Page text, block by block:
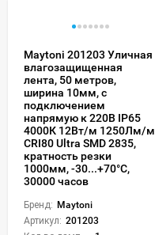
Maytoni 201203 Уличная
влагозащищенная
лента, 50 метров,
ширина 10мм, с
подключением
напрямую к 220В IP65
4000К 12Вт/м 1250Лм/м
CRI80 Ultra SMD 2835,
кратность резки
1000мм, -30...+70°С,
30000 часов
Бренд: Maytoni
Артикул: 201203